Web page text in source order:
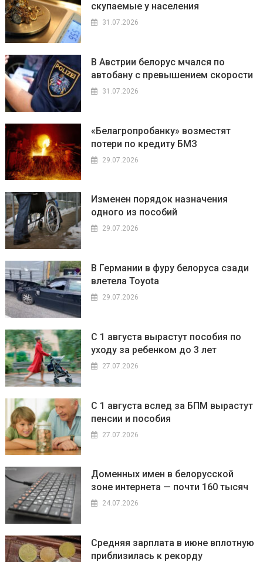
скупаемые у населения
31.07.2026
В Австрии белорус мчался по
автобану с превышением скорости
31.07.2026
«Белагропробанку» возместят
потери по кредиту БМЗ
29.07.2026
Изменен порядок назначения
одного из пособий
29.07.2026
В Германии в фуру белоруса сзади
влетела Toyota
29.07.2026
С 1 августа вырастут пособия по
уходу за ребенком до 3 лет
27.07.2026
С 1 августа вслед за БПМ вырастут
пенсии и пособия
27.07.2026
Доменных имен в белорусской
зоне интернета — почти 160 тысяч
24.07.2026
Средняя зарплата в июне вплотную
приблизилась к рекорду